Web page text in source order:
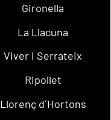
Gironella
La Llacuna
Viver i Serrateix
Ripollet
Llorenç d´Hortons